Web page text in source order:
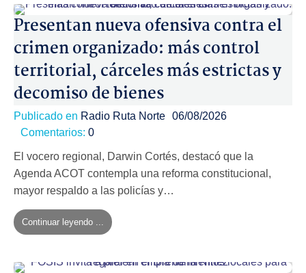
Presentan nueva ofensiva contra el
crimen organizado: más control
territorial, cárceles más estrictas y
decomiso de bienes
Publicado en Radio Ruta Norte 06/08/2026
Comentarios: 0
El vocero regional, Darwin Cortés, destacó que la
Agenda ACOT contempla una reforma constitucional,
mayor respaldo a las policías y…
Continuar leyendo ...